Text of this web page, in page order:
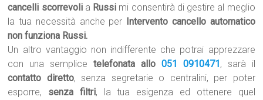
cancelli scorrevolia Russi mi consentirà di gestire al meglio
la tua necessità anche per
Intervento cancello automatico
non funziona Russi.
Un altro vantaggio non indifferente che potrai apprezzare
con una semplicetelefonata allo 051 0910471 , sarà il
contatto diretto, senza segretarie o centralini, per poter
esporre, senza filtri, la tua esigenza ed ottenere quel